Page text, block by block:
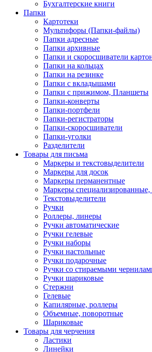
Бухгалтерские книги
Папки
Картотеки
Мультифоры (Папки-файлы)
Папки адресные
Папки архивные
Папки и скоросшиватели
Папки на кольцах
Папки на резинке
Папки с вкладышами
Папки с прижимом, Планшеты
Папки-конверты
Папки-портфели
Папки-регистраторы
Папки-скоросшиватели
Папки-уголки
Разделители
Товары для письма
Маркеры и текстовыделители
Маркеры для досок
Маркеры перманентные
Маркеры специализированные,
Текстовыделители
Ручки
Роллеры, линеры
Ручки автоматические
Ручки гелевые
Ручки наборы
Ручки настольные
Ручки подарочные
Ручки со стираемыми
Ручки шариковые
Стержни
Гелевые
Капилярные, роллеры
Объемные, поворотные
Шариковые
Товары для черчения
Ластики
Линейки